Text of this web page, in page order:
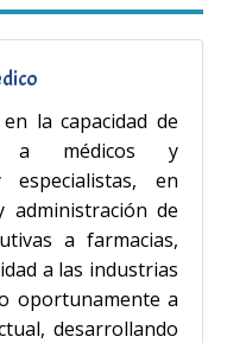
la capacidad de
a médicos y
en
de
a farmacias,
a las industrias
oportunamente a
desarrollando